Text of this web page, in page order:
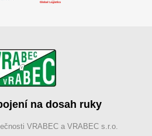
na dosah ruky
VRABEC a VRABEC s.r.o.